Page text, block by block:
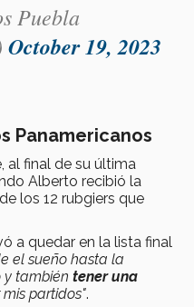
Puebla
October 19, 2023
Panamericanos
al final de su última
Alberto recibió la
los 12 rubgiers que
a quedar en la lista final
el sueño hasta la
y también tener una
mis partidos".